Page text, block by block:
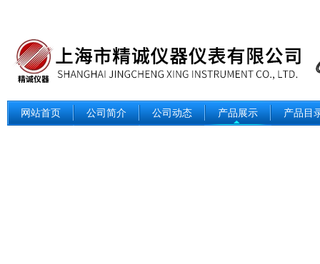
网站首页 公司简介 公司动态 产品展示 产品目